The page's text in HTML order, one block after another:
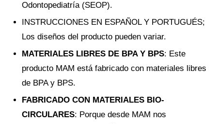
Odontopediatría (SEOP).
INSTRUCCIONES EN ESPAÑOL Y PORTUGUÉS;
Los diseños del producto pueden variar.
MATERIALES LIBRES DE BPA Y BPS: Este
producto MAM está fabricado con materiales libres
de BPA y BPS.
FABRICADO CON MATERIALES BIO-
CIRCULARES: Porque desde MAM nos